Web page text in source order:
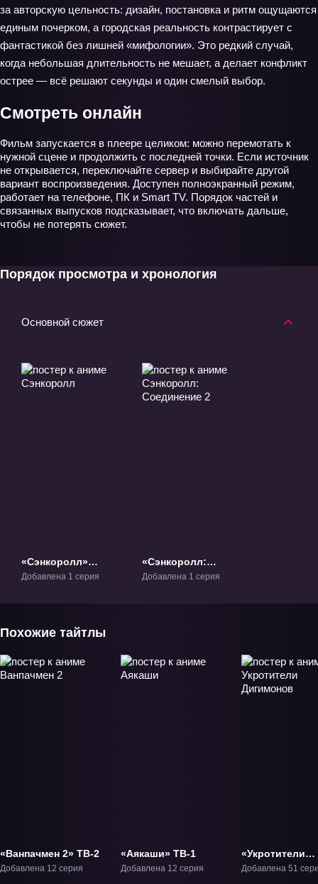
за авторскую цельность: дизайн, постановка и ритм ощущаются
единым почерком, а городская реальность контрастирует с
фантастикой без лишней «мифологии». Это редкий случай,
когда небольшая длительность не мешает, а делает конфликт
острее — всё решают секунды и один смелый выбор.
Смотреть онлайн
Фильм запускается в плеере целиком: можно перемотать к
нужной сцене и продолжить с последней точки. Если источник
не открывается, переключайте сервер и выбирайте другой
вариант воспроизведения. Доступен полноэкранный режим,
работает на телефоне, ПК и Smart TV. Порядок частей и
связанных выпусков подсказывает, что включать дальше,
чтобы не потерять сюжет.
Порядок просмотра и хронология
Основной сюжет
«Сэнкоролл»
Фильм-1
Добавлена 1 серия
«Сэнкоролл:
Соединение 2»
Добавлена 1 серия
Похожие тайтлы
«Ванпачмен 2» ТВ-2
Добавлена 12 серия
«Аякаши» ТВ-1
Добавлена 12 серия
«Укротители
Дигимонов»
Добавлена 51